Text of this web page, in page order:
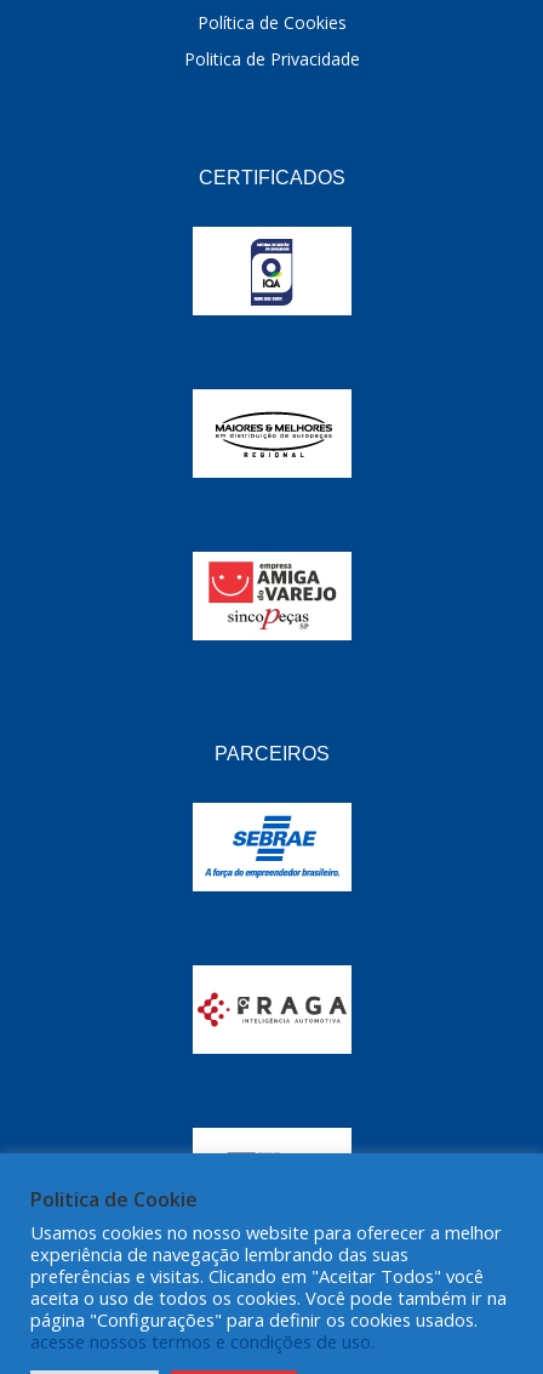
Política de Cookies
Politica de Privacidade
CERTIFICADOS
PARCEIROS
Politica de Cookie
Usamos cookies no nosso website para oferecer a melhor
experiência de navegação lembrando das suas
preferências e visitas. Clicando em "Aceitar Todos" você
aceita o uso de todos os cookies. Você pode também ir na
página "Configurações" para definir os cookies usados.
acesse nossos termos e condições de uso.